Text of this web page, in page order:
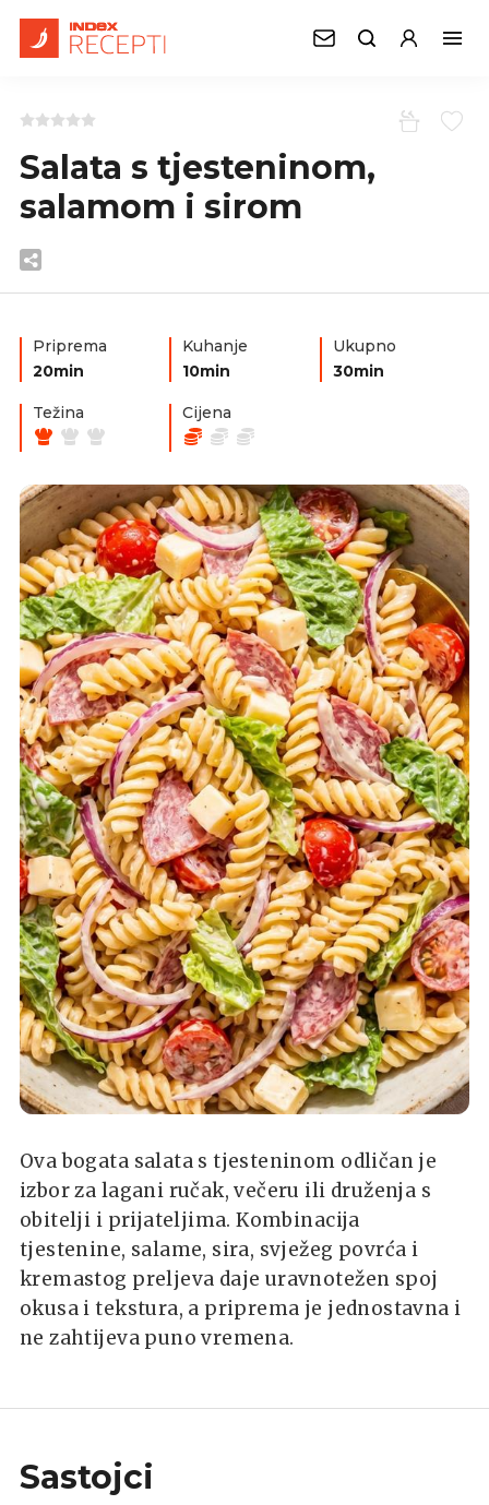
Salata s tjesteninom,
salamom i sirom
Priprema
20min
Kuhanje
10min
Ukupno
30min
Težina Cijena
Ova bogata salata s tjesteninom odličan je
izbor za lagani ručak, večeru ili druženja s
obitelji i prijateljima. Kombinacija
tjestenine, salame, sira, svježeg povrća i
kremastog preljeva daje uravnotežen spoj
okusa i tekstura, a priprema je jednostavna i
ne zahtijeva puno vremena.
Sastojci